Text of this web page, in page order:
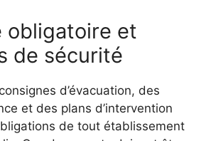
obligatoire et
de sécurité
d’évacuation, des
et des plans d’intervention
de tout établissement